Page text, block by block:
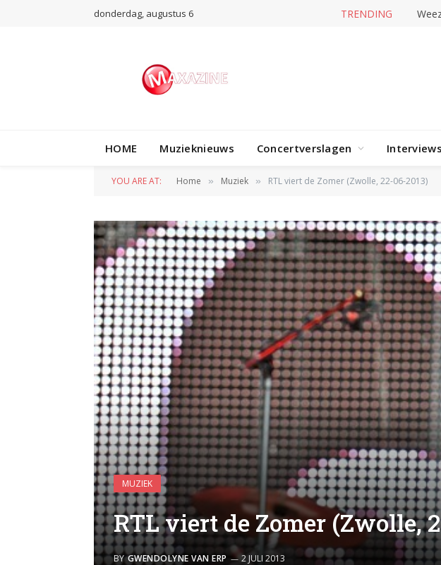
donderdag, augustus 6 TRENDING
HOME Muzieknieuws Concertverslagen Interviews
YOU ARE AT: Home » Muziek » RTL viert de Zomer (Zwolle, 22-06-2013)
MUZIEK
RTL viert de Zomer (Zwolle,
BY GWENDOLYNE VAN ERP 2 JULI 2013